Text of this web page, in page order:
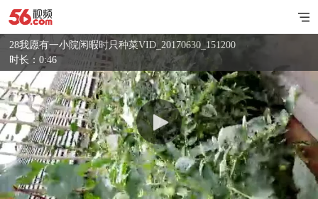
28我愿有一小院闲暇时只种菜VID_20170630_151200
时长：0:46